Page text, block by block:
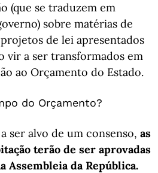
(que se traduzem em
sobre matérias de
de lei apresentados
vir a ser transformados em
ao Orçamento do Estado.
do Orçamento?
ser alvo de um consenso, as
terão de ser aprovadas
Assembleia da República.